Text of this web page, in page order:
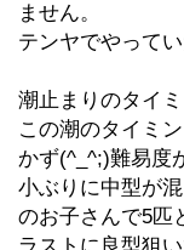
ません。
テンヤでやって
潮止まりのタイ
この潮のタイミ
かず(^_^;)難易度
小ぶりに中型が
のお子さんで5匹
ラストに良型狙